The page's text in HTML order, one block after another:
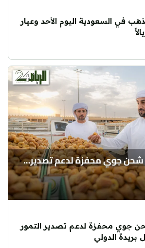
في السعودية اليوم الأحد وعيار
جوي محفزة لدعم تصدير التمور
بريدة الدولي